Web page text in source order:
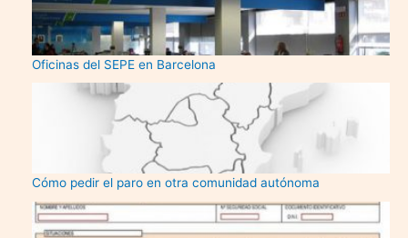
Oficinas del SEPE en Barcelona
Cómo pedir el paro en otra comunidad autónoma